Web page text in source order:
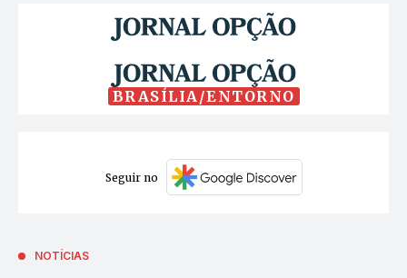
BRASÍLIA/ENTORNO
Seguir no
NOTÍCIAS